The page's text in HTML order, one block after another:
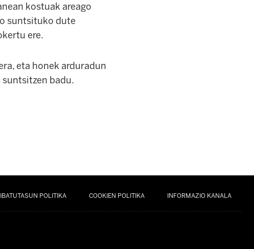
kostuak areago
suntsituko dute
ere.
eta honek arduradun
badu.
POLITIKA COOKIEN POLITIKA INFORMAZIO KANALA